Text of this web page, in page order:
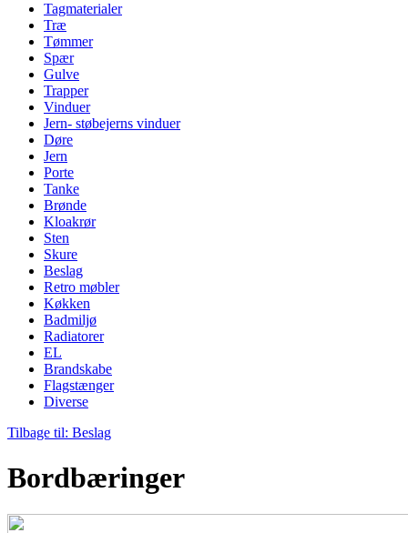
Tagmaterialer
Træ
Tømmer
Spær
Gulve
Trapper
Vinduer
Jern- støbejerns vinduer
Døre
Jern
Porte
Tanke
Brønde
Kloakrør
Sten
Skure
Beslag
Retro møbler
Køkken
Badmiljø
Radiatorer
EL
Brandskabe
Flagstænger
Diverse
Tilbage til: Beslag
Bordbæringer